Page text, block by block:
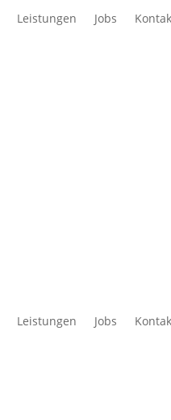
Leistungen Jobs
Leistungen Jobs